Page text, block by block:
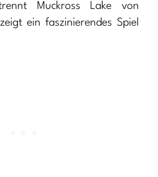
Muckross Lake von
ein faszinierendes Spiel